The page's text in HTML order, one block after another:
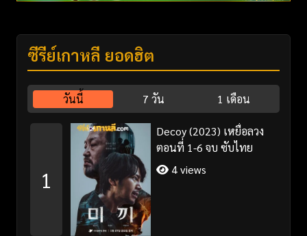
ซีรี่ย์เกาหลี ยอดฮิต
วันนี้ 7 วัน 1 เดือน
1
Decoy (2023) เหยื่อลวง
ตอนที่ 1-6 จบ ซับไทย
4 views